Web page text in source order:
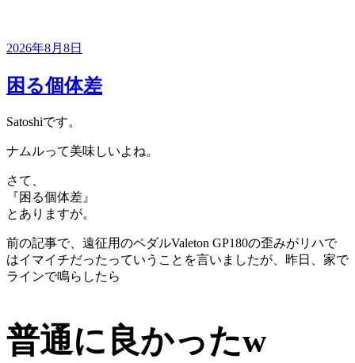
投
日:
2026年8月8日
困る個体差
Satoshiです。
ナムルって美味しいよね。
さて、
『困る個体差』
とありますが。
前の記事で、遠征用のペダルValeton GP180の歪みがリハで
はイマイチだったっていうことを言いましたが、昨日、家で
ラインで鳴らしたら
普通に良かったw